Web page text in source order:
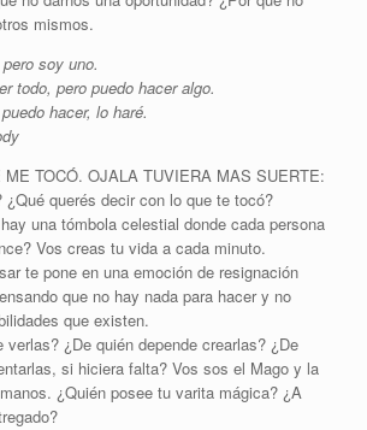
mismos.
soy uno.
todo, pero puedo hacer algo.
hacer, lo haré.
ME TOCÓ. OJALA TUVIERA MAS SUERTE:
¿Qué querés decir con lo que te tocó?
una tómbola celestial donde cada persona
Vos creas tu vida a cada minuto.
te pone en una emoción de resignación
que no hay nada para hacer y no
que existen.
verlas? ¿De quién depende crearlas? ¿De
si hiciera falta? Vos sos el Mago y la
¿Quién posee tu varita mágica? ¿A